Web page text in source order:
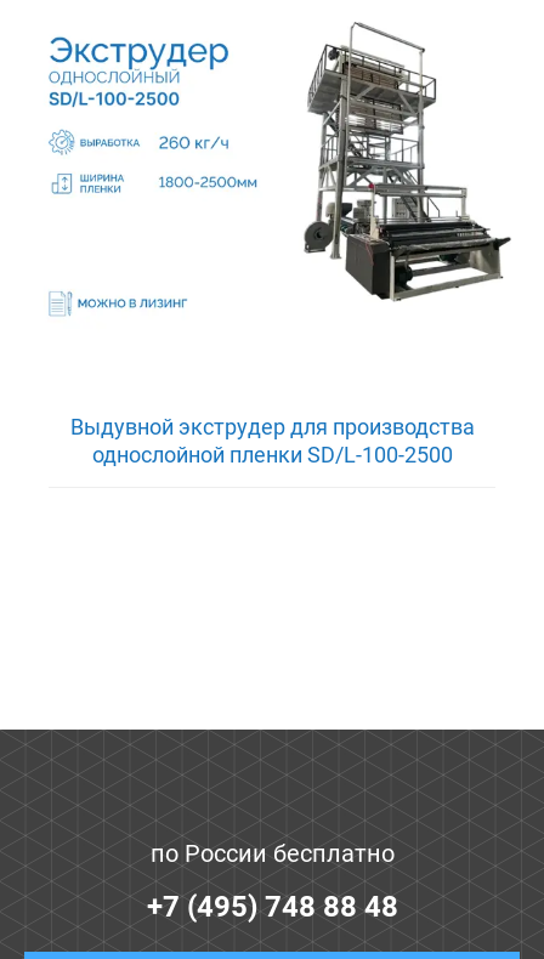
Выдувной экструдер для производства
однослойной пленки SD/L-100-2500
по России бесплатно
+7 (495) 748 88 48